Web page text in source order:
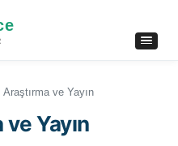
Araştırma ve Yayın
Yayın